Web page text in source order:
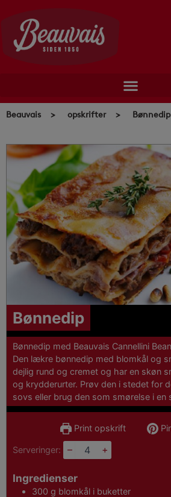
content
Beauvais > opskrifter> Bønnedip
Bønnedip
Bønnedip med Beauvais Cannellini
Den lækre bønnedip med blomkål og
dejlig rund og cremet og har en skøn
og krydderurter. Prøv den i stedet for
sovs eller brug den som smørelse i en
Print opskrift
Serveringer: – +
Ingredienser
300 g blomkål i buketter